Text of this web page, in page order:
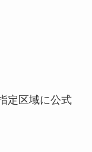
定区域に公式